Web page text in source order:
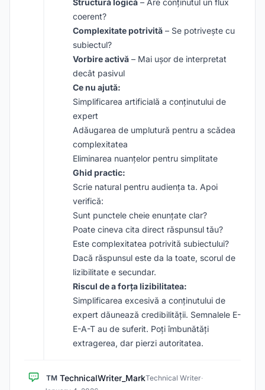
Structură logică – Are conținutul un flux
coerent?
Complexitate potrivită – Se potrivește cu
subiectul?
Vorbire activă – Mai ușor de interpretat
decât pasivul
Ce nu ajută:
Simplificarea artificială a conținutului de
expert
Adăugarea de umplutură pentru a scădea
complexitatea
Eliminarea nuanțelor pentru simplitate
Ghid practic:
Scrie natural pentru audiența ta. Apoi
verifică:
Sunt punctele cheie enunțate clar?
Poate cineva cita direct răspunsul tău?
Este complexitatea potrivită subiectului?
Dacă răspunsul este da la toate, scorul de
lizibilitate e secundar.
Riscul de a forța lizibilitatea:
Simplificarea excesivă a conținutului de
expert dăunează credibilității. Semnalele E-
E-A-T au de suferit. Poți îmbunătăți
extragerea, dar pierzi autoritatea.
TM TechnicalWriter_MarkTechnical Writer·